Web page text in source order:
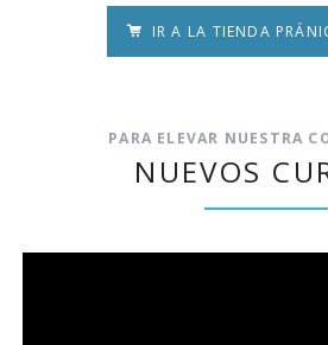
IR A LA TIENDA
PARA ELEVAR NUESTRA
NUEVOS